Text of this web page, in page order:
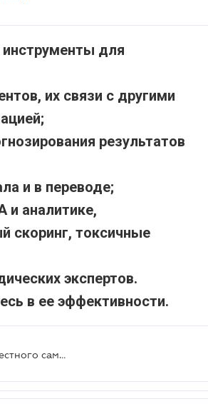
для
их связи с другими
результатов
и в переводе;
и аналитике,
скоринг, токсичные
экспертов.
в ее эффективности.
Обеспечение законности в деятельности органов местного самоуправления: комитет рекомендует принять соответствующий законопроект